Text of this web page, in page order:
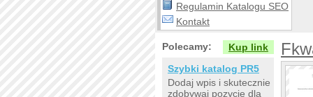
Regulamin Katalogu SEO
Kontakt
Polecamy:
Kup link
Szybki katalog PR5
Dodaj wpis i skutecznie
zdobywaj pozycję dla